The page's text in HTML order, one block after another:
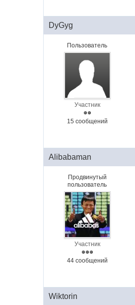
DyGyg
Пользователь
Участник
15 сообщений
Alibabaman
Продвинутый
пользователь
Участник
44 сообщений
Wiktorin